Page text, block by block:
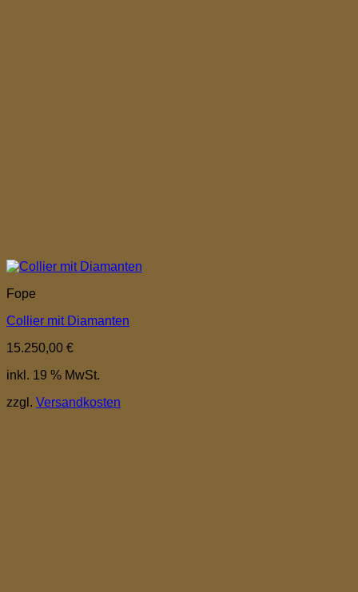
Fope
Collier mit Diamanten
15.250,00 €
inkl. 19 % MwSt.
zzgl. Versandkosten